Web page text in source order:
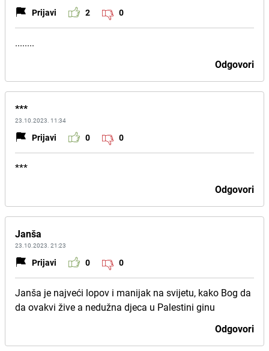
Prijavi 2 0
........
Odgovori
***
23.10.2023. 11:34
Prijavi 0 0
***
Odgovori
Janša
23.10.2023. 21:23
Prijavi 0 0
Janša je najveći lopov i manijak na svijetu, kako Bog da
da ovakvi žive a nedužna djeca u Palestini ginu
Odgovori